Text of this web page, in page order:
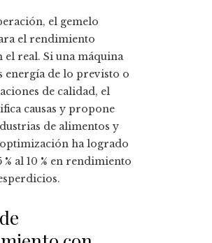
el gemelo
el rendimiento
el real. Si una máquina
energía de lo previsto o
de calidad, el
causas y propone
de alimentos y
optimización ha logrado
al 10 % en rendimiento